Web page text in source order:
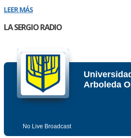
LEER MÁS
LA SERGIO RADIO